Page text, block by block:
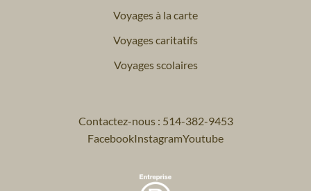
Voyages à la carte
Voyages caritatifs
Voyages scolaires
Contactez-nous : 514-382-9453
FacebookInstagramYoutube